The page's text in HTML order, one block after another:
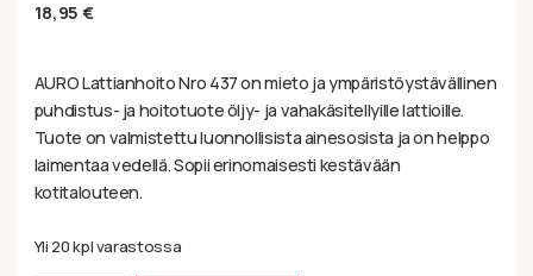
18,95 €
AURO Lattianhoito Nro 437 on mieto ja ympäristöystävällinen
puhdistus- ja hoitotuote öljy- ja vahakäsitellyille lattioille.
Tuote on valmistettu luonnollisista ainesosista ja on helppo
laimentaa vedellä. Sopii erinomaisesti kestävään
kotitalouteen.
Yli 20 kpl varastossa